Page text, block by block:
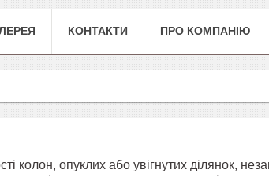
КОНТАКТИ ПРО КОМПАНІЮ
колон, опуклих або увігнутих ділянок,